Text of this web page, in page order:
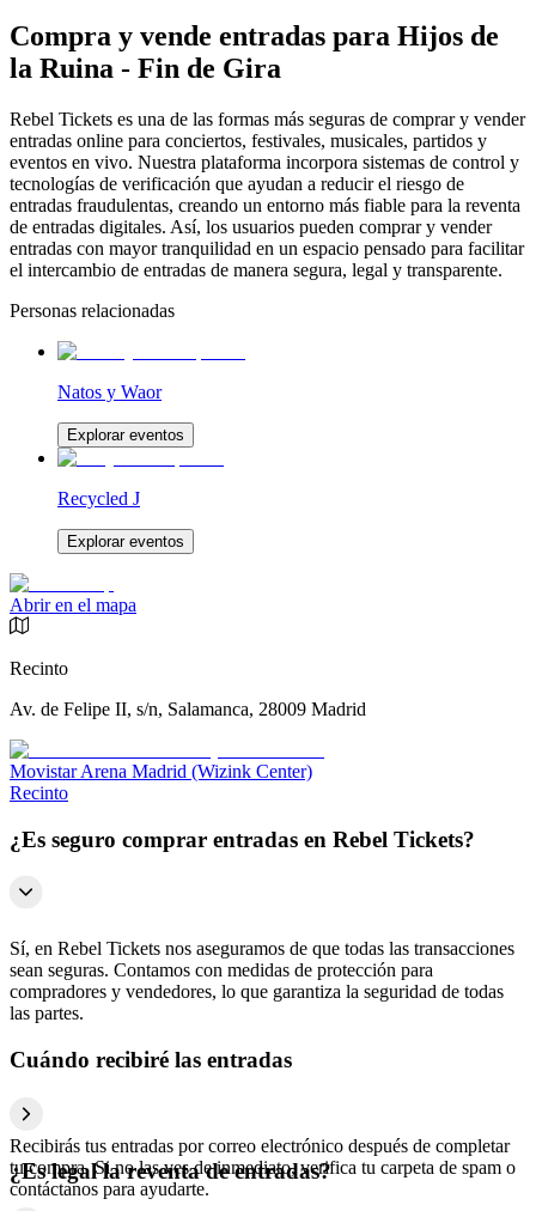
Compra y vende entradas para Hijos de
la Ruina - Fin de Gira
Rebel Tickets es una de las formas más seguras de comprar y vender
entradas online para conciertos, festivales, musicales, partidos y
eventos en vivo. Nuestra plataforma incorpora sistemas de control y
tecnologías de verificación que ayudan a reducir el riesgo de
entradas fraudulentas, creando un entorno más fiable para la reventa
de entradas digitales. Así, los usuarios pueden comprar y vender
entradas con mayor tranquilidad en un espacio pensado para facilitar
el intercambio de entradas de manera segura, legal y transparente.
Personas relacionadas
Natos y Waor
Explorar eventos
Recycled J
Explorar eventos
Abrir en el mapa
Recinto
Av. de Felipe II, s/n, Salamanca, 28009 Madrid
Movistar Arena Madrid (Wizink Center)
Recinto
¿Es seguro comprar entradas en Rebel Tickets?
Sí, en Rebel Tickets nos aseguramos de que todas las transacciones
sean seguras. Contamos con medidas de protección para
compradores y vendedores, lo que garantiza la seguridad de todas
las partes.
Cuándo recibiré las entradas
Recibirás tus entradas por correo electrónico después de completar
tu compra. Si no las ves de inmediato, verifica tu carpeta de spam o
contáctanos para ayudarte.
¿Es legal la reventa de entradas?